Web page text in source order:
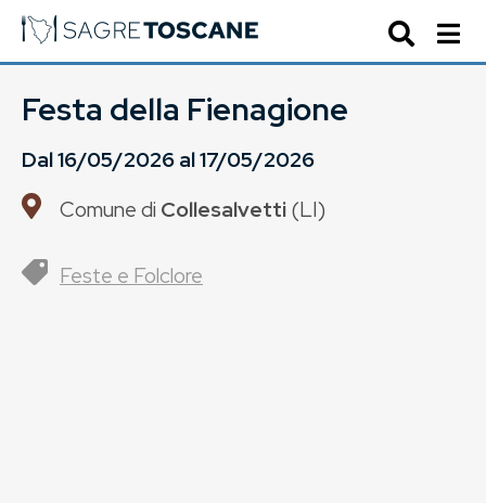
Festa della Fienagione
Dal16/05/2026al17/05/2026
Comune di Collesalvetti(LI)
Feste e Folclore